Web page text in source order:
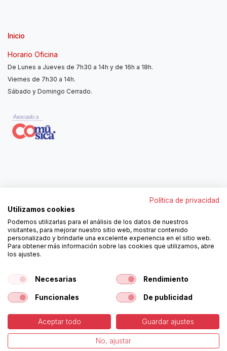
Inicio
Horario Oficina
De Lunes a Jueves de 7h30 a 14h y de 16h a 18h.
Viernes de 7h30 a 14h.
Sábado y Domingo Cerrado.
962250313
ortola@ortola-sa.es
Av. d'Albaida, s/n
46840 La Pobla del Duc (Valencia)
¡Síguenos!
Copyright © Ortolá, S.A. -Política de Cookies -Aviso
Legal
Español
Política de privacidad
Utilizamos cookies
Podemos utilizarlas para el análisis de los datos de nuestros
visitantes, para mejorar nuestro sitio web, mostrar contenido
personalizado y brindarle una excelente experiencia en el sitio web.
Para obtener más información sobre las cookies que utilizamos, abre
los ajustes.
Necesarias Rendimiento
Funcionales De publicidad
Aceptar todo Guardar ajustes
No, ajustar